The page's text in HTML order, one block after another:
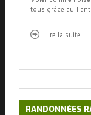
tous grâce au
Lire la suite...
RANDONNÉES